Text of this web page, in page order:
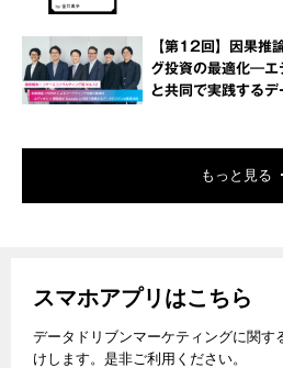
【第12回】因果推
グ投資の最適化―
と共同で実践する
もっと見る
スマホアプリはこちら
データドリブンマーケティングに関す
けします。是非ご利用ください。